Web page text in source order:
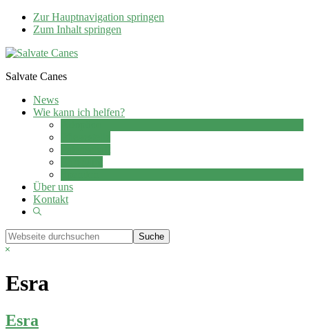
Zur Hauptnavigation springen
Zum Inhalt springen
Salvate Canes
News
Wie kann ich helfen?
Über uns
Kontakt
Show
Webseite
durchsuchen
Hide
Esra
Esra